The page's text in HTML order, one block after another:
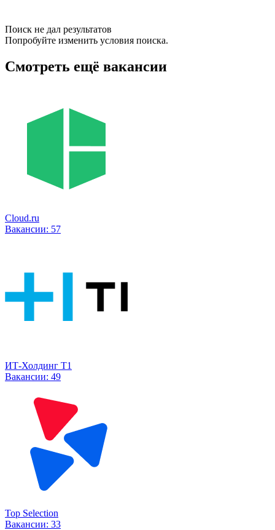
Поиск не дал результатов
Попробуйте изменить условия поиска.
Смотреть ещё вакансии
Cloud.ru
Вакансии: 57
ИТ-Холдинг Т1
Вакансии: 49
Top Selection
Вакансии: 33